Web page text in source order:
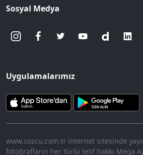
Sosyal Medya
Uygulamalarımız
www.sozcu.com.tr internet sitesinde
fotoğrafların her türlü telif hakkı Mega